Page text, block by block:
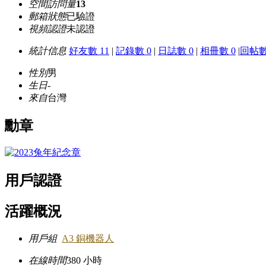
空間訪問量13
郵箱狀態已驗證
視頻認證未認證
統計信息 好友數 11 | 記錄數 0 | 日誌數 0 | 相冊數 0 |回帖
性別男
生日-
來自台灣
勳章
用戶認證
活躍概況
用戶組 A3 銅機器人
在線時間380 小時